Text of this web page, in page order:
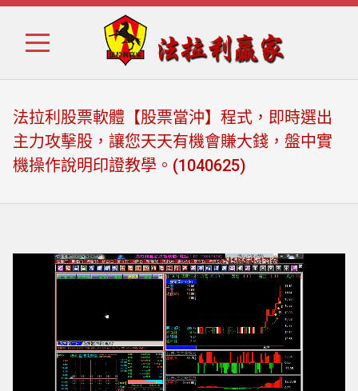
Skip
Skip
法拉利股票軟體【股票當沖】程式，即時選出
主力攻擊股，讓您天天有機會賺大錢，盤中實
機操作說明印證教學。(1040625)